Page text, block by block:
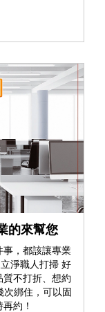
的來幫您
事，都該讓專業
淨職人打掃 好
質不打折、想約
綁住，可以固
約！